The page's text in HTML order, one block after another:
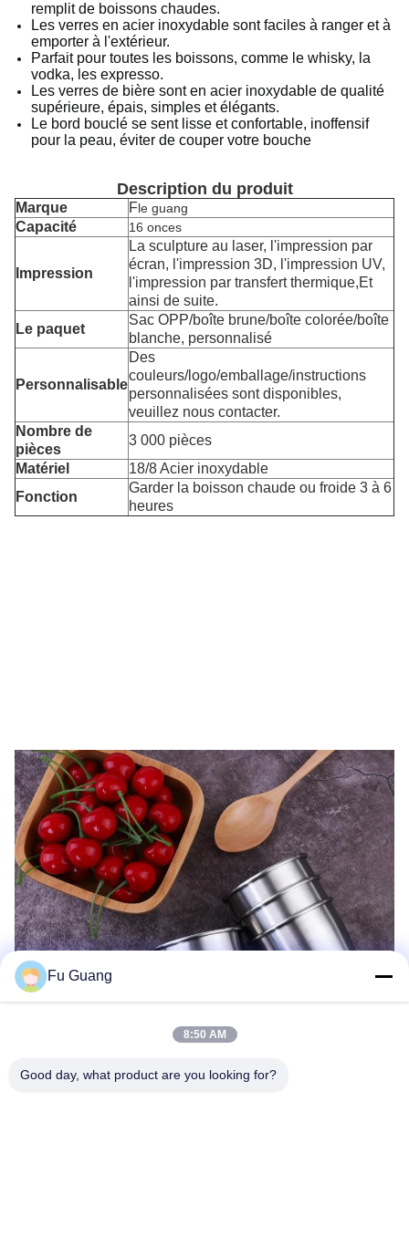
remplit de boissons chaudes.
Les verres en acier inoxydable sont faciles à ranger et à
emporter à l'extérieur.
Parfait pour toutes les boissons, comme le whisky, la
vodka, les expresso.
Les verres de bière sont en acier inoxydable de qualité
supérieure, épais, simples et élégants.
Le bord bouclé se sent lisse et confortable, inoffensif
pour la peau, éviter de couper votre bouche
Description du produit
Marque Fle guang
Capacité 16 onces
Impression
La sculpture au laser, l'impression par
écran, l'impression 3D, l'impression UV,
l'impression par transfert thermique,Et
ainsi de suite.
Le paquet
Sac OPP/boîte brune/boîte colorée/boîte
blanche, personnalisé
Personnalisable
Des
couleurs/logo/emballage/instructions
personnalisées sont disponibles,
veuillez nous contacter.
Nombre de
pièces
3 000 pièces
Matériel
18/8 Acier inoxydable
Fonction
Garder la boisson chaude ou froide 3 à 6
heures
Fu Guang
8:50 AM
Good day, what product are you looking for?